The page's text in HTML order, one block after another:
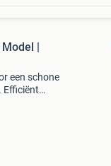
|
een schone
Efficiënt